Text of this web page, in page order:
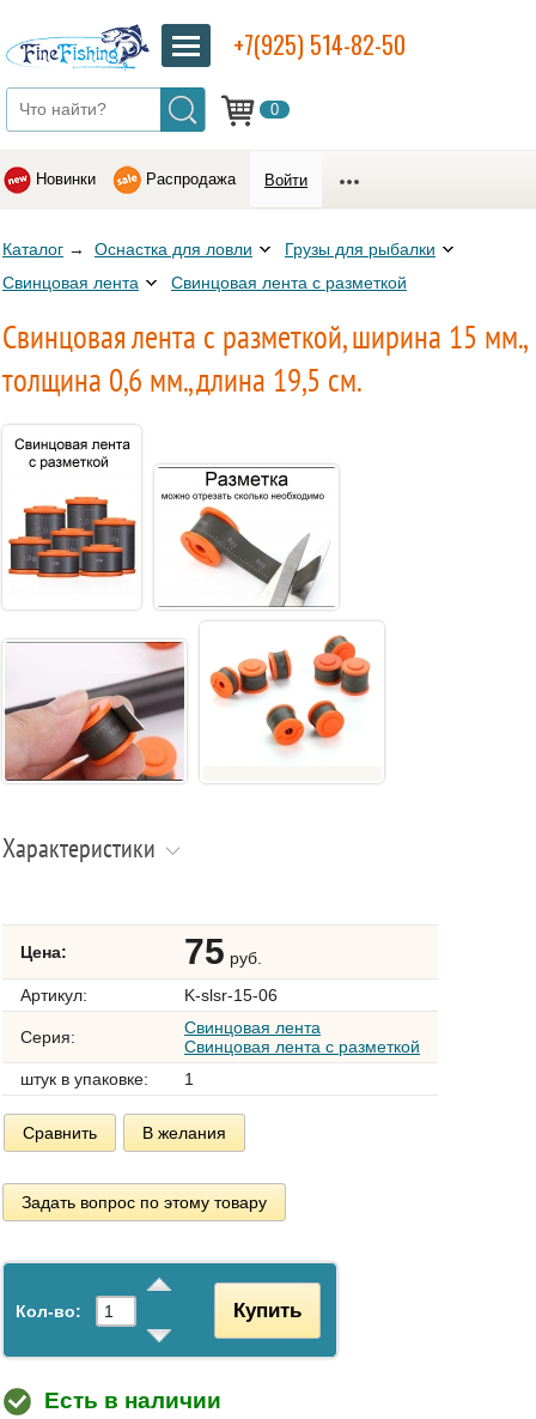
0
+7(925) 514-82-50
Новинки Распродажа Войти
Каталог → Оснастка для ловли
Грузы для рыбалки
Свинцовая лента
Свинцовая лента с разметкой
Свинцовая лента с разметкой, ширина 15 мм.,
толщина 0,6 мм., длина 19,5 см.
Характеристики
Цена: 75 руб.
Артикул:
K-slsr-15-06
Серия:
Свинцовая лента
Свинцовая лента с разметкой
штук в упаковке:
1
Сравнить В желания
Задать вопрос по этому товару
Кол-во: Купить
Есть в наличии